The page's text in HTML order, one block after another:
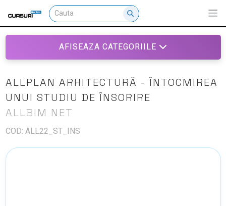
AFISEAZA CATEGORIILE
ALLPLAN ARHITECTURĂ - ÎNTOCMIREA
UNUI STUDIU DE ÎNSORIRE
ALLBIM NET
COD: ALL22_ST_INS